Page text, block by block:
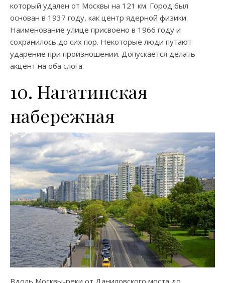
который удален от Москвы на 121 км. Город был
основан в 1937 году, как центр ядерной физики.
Наименование улице присвоено в 1966 году и
сохранилось до сих пор. Некоторые люди путают
ударение при произношении. Допускается делать
акцент на оба слога.
10. Нагатинская
набережная